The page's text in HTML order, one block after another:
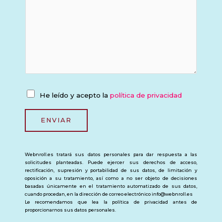
í
i
c
a
d
e
He leído y acepto la política de privacidad
ENVIAR
Webnroll.es tratará sus datos personales para dar respuesta a las
solicitudes planteadas. Puede ejercer sus derechos de acceso,
rectificación, supresión y portabilidad de sus datos, de limitación y
oposición a su tratamiento, así como a no ser objeto de decisiones
basadas únicamente en el tratamiento automatizado de sus datos,
cuando procedan, en la dirección de correo electrónico info@webnroll.es
Le recomendamos que lea la política de privacidad antes de
proporcionarnos sus datos personales.